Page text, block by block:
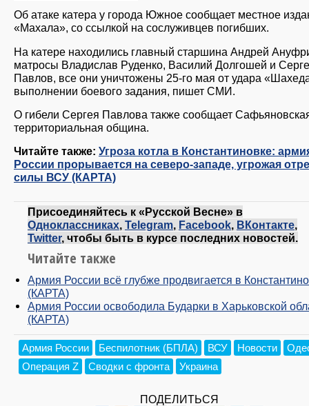
Об атаке катера у города Южное сообщает местное
«Махала», со ссылкой на сослуживцев погибших.
На катере находились главный старшина Андрей
матросы Владислав Руденко, Василий Долгошей и
Павлов, все они уничтожены 25-го мая от удара
выполнении боевого задания, пишет СМИ.
О гибели Сергея Павлова также сообщает
территориальная община.
Читайте также: Угроза котла в Константиновке:
России прорывается на северо-западе, угрожая
силы ВСУ (КАРТА)
Присоединяйтесь к «Русской Весне» в
Одноклассниках, Telegram, Facebook, ВКонтакте,
Twitter, чтобы быть в курсе последних новостей.
Читайте также
Армия России всё глубже продвигается в
(КАРТА)
Армия России освободила Бударки в Харьковской
(КАРТА)
Армия России Беспилотник (БПЛА) ВСУ Новости
Операция Z
Сводки с фронта Украина
ПОДЕЛИТЬСЯ